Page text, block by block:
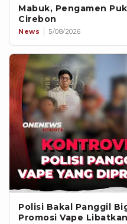
Mabuk, Pengamen
Cirebon
News 5/08/2026
Polisi Bakal Panggil
Promosi Vape